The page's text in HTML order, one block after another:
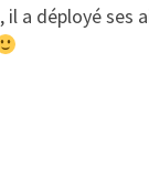
il a déployé ses